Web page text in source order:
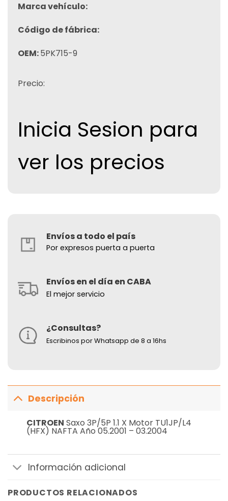
Marca vehículo:
Código de fábrica:
OEM:5PK715-9
Precio:
Inicia Sesion para
ver los precios
Envíos a todo el país
Por expresos puerta a puerta
Envíos en el día en CABA
El mejor servicio
¿Consultas?
Escribinos por Whatsapp de 8 a 16hs
Descripción
CITROEN Saxo 3P/5P 1.1 X Motor TU1JP/L4
(HFX) NAFTA Año 05.2001 – 03.2004
Información adicional
PRODUCTOS RELACIONADOS